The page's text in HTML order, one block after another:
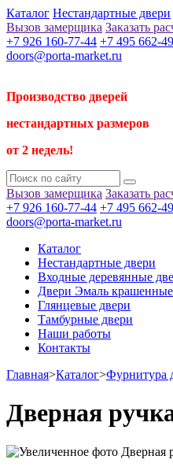
Каталог Нестандартные двери
Вызов замерщика Заказать
+7 926 160-77-44 +7 495 662-
doors@porta-market.ru
Производство дверей
нестандартных размеров
от 2 недель!
Вызов замерщика Заказать
+7 926 160-77-44 +7 495 662-
doors@porta-market.ru
Каталог
Нестандартные двери
Входные деревянные
Двери Эмаль крашенные
Глянцевые двери
Тамбурные двери
Наши работы
Контакты
Главная>Каталог>Фурнитура
Дверная